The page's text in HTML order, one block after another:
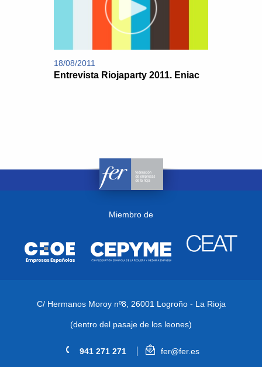
18/08/2011
Entrevista Riojaparty 2011. Eniac
Miembro de
C/ Hermanos Moroy nº8, 26001 Logroño - La Rioja
(dentro del pasaje de los leones)
941 271 271 fer@fer.es